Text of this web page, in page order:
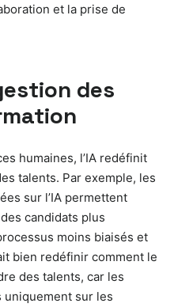
et la prise de
des
humaines, l’IA redéfinit
talents. Par exemple, les
sur l’IA permettent
candidats plus
moins biaisés et
bien redéfinir comment le
des talents, car les
uniquement sur les